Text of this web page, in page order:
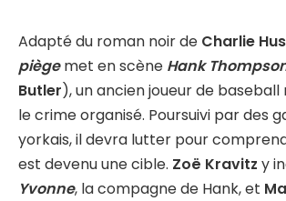
Adapté du roman noir de Charlie
piègemet en scène Hank
Butler), un ancien joueur de
le crime organisé. Poursuivi par des
yorkais, il devra lutter pour
est devenu une cible. Zoë Kravitz y
Yvonne, la compagne de Hank, et